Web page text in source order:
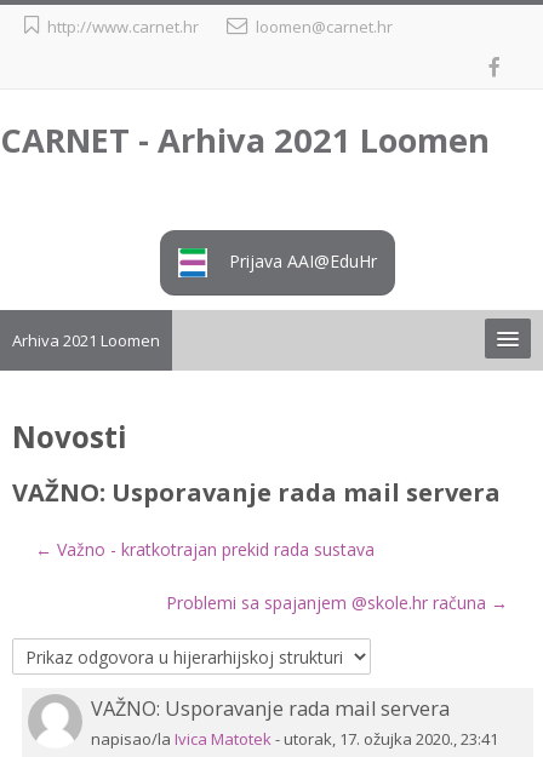
Preskoči
http://www.carnet.hr loomen@carnet.hr
CARNET - Arhiva 2021 Loomen
Prijava AAI@EduHr
Arhiva 2021 Loomen
Hrvatski ‎(hr)‎
Pretraži
e-
kolegije
Novosti
VAŽNO: Usporavanje rada mail servera
← Važno - kratkotrajan prekid rada sustava
Problemi sa spajanjem @skole.hr računa →
VAŽNO: Usporavanje rada mail servera
napisao/la Ivica Matotek- utorak, 17. ožujka 2020., 23:41
Broj
odgovora: